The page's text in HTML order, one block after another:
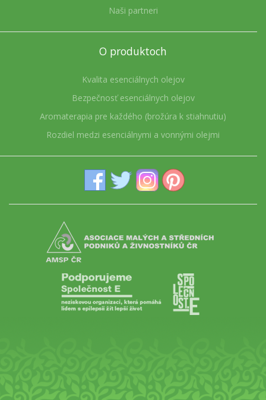
Naši partneri
O produktoch
Kvalita esenciálnych olejov
Bezpečnosť esenciálnych olejov
Aromaterapia pre každého (brožúra k stiahnutiu)
Rozdiel medzi esenciálnymi a vonnými olejmi